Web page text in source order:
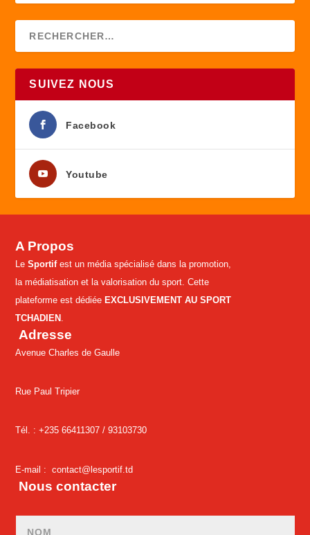
SUIVEZ NOUS
Facebook
Youtube
A Propos
LeSportifest un média spécialisé dans la promotion,
la médiatisation et la valorisation du sport. Cette
plateforme est dédiéeEXCLUSIVEMENT AU SPORT
TCHADIEN
Adresse
Avenue Charles de Gaulle
Rue Paul Tripier
Tél. : +235 66411307 /93103730
E-mail :contact@lesportif.td
Nous contacter